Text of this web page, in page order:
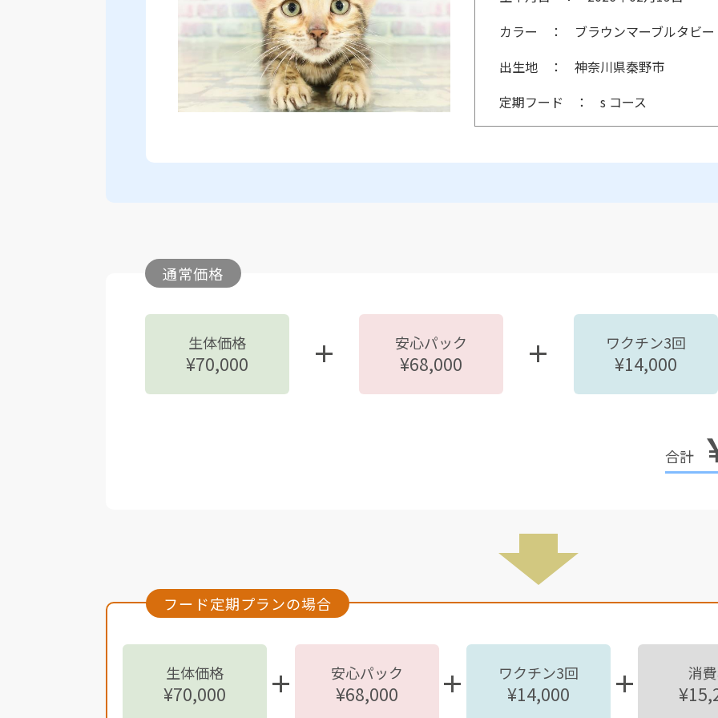
カラー
ブラウンマーブルタビー
出生地
神奈川県秦野市
定期フード
s コース
通常価格
生体価格
¥70,000
安心パック
¥68,000
ワクチン3回
¥14,000
フード定期プランの場合
生体価格
¥70,000
安心パック
¥68,000
ワクチン3回
¥14,000
消